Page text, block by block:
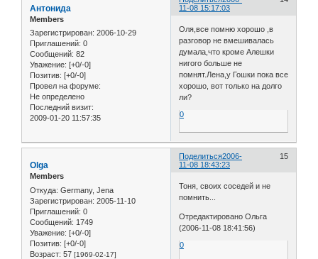
11-08 15:17:03
Антонида
Members
Зарегистрирован: 2006-10-29
Приглашений: 0
Сообщений: 82
Уважение: [+0/-0]
Позитив: [+0/-0]
Провел на форуме:
Не определено
Последний визит:
2009-01-20 11:57:35
Оля,все помню хорошо ,в
разговор не вмешивалась
думала,что кроме Алешки
нигого больше не
помнят.Лена,у Гошки пока все
хорошо, вот только на долго
ли?
0
Поделиться 15
2006-
11-08 18:43:23
Olga
Members
Откуда: Germany, Jena
Зарегистрирован: 2005-11-10
Приглашений: 0
Сообщений: 1749
Уважение: [+0/-0]
Позитив: [+0/-0]
Возраст: 57 [1969-02-17]
Тоня, своих соседей и не
помнить...
Отредактировано Ольга
(2006-11-08 18:41:56)
0